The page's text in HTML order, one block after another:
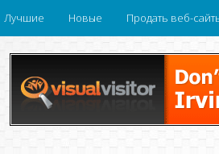
Лучшие Новые Продать веб-